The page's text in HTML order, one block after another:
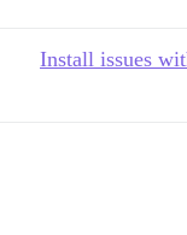
Install issues